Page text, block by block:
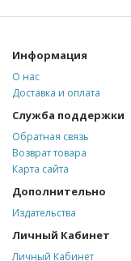
Информация
О нас
Доставка и оплата
Служба поддержки
Обратная связь
Возврат товара
Карта сайта
Дополнительно
Издательства
Личный Кабинет
Личный Кабинет